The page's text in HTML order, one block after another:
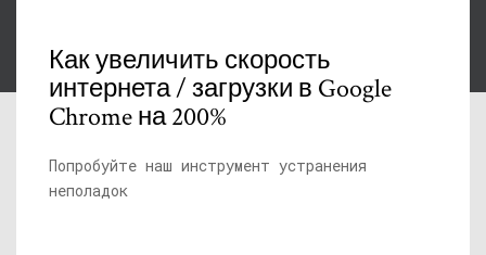
Как увеличить скорость
интернета / загрузки в Google
Chrome на 200%
Попробуйте наш инструмент устранения
неполадок